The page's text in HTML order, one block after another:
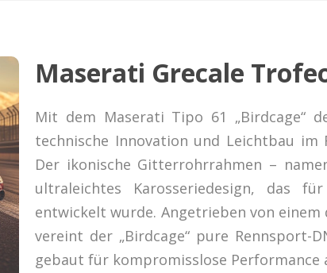
Maserati Grecale
Mit dem Maserati Tipo 61 „Birdcage“
technische Innovation und Leichtbau im
Der ikonische Gitterrohrrahmen –
ultraleichtes Karosseriedesign, das
entwickelt wurde. Angetrieben von
vereint der „Birdcage“ pure Rennsport-
gebaut für kompromisslose Performance